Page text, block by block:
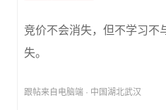
竞价不会消失，但不学习不
失。
跟帖来自电脑端 · 中国湖北武汉